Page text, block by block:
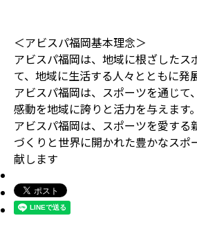
＜アビスパ福岡基本理念＞
アビスパ福岡は、地域に根ざしたス
て、地域に生活する人々とともに発
アビスパ福岡は、スポーツを通じて
感動を地域に誇りと活力を与えます。
アビスパ福岡は、スポーツを愛する
づくりと世界に開かれた豊かなスポ
献します